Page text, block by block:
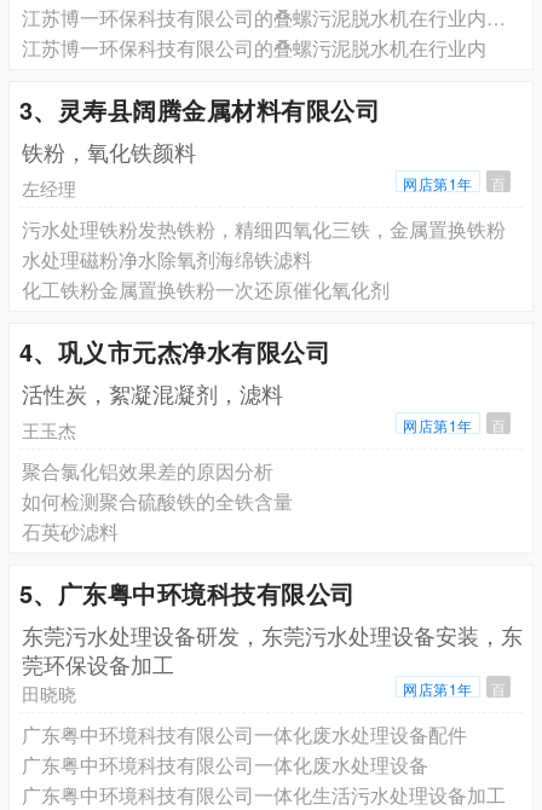
江苏博一环保科技有限公司的叠螺污泥脱水机在行业内如何
江苏博一环保科技有限公司的叠螺污泥脱水机在行业内
3、灵寿县阔腾金属材料有限公司
铁粉，氧化铁颜料
左经理 网店第1年 百
污水处理铁粉发热铁粉，精细四氧化三铁，金属置换铁粉
水处理磁粉净水除氧剂海绵铁滤料
化工铁粉金属置换铁粉一次还原催化氧化剂
4、巩义市元杰净水有限公司
活性炭，絮凝混凝剂，滤料
王玉杰 网店第1年 百
聚合氯化铝效果差的原因分析
如何检测聚合硫酸铁的全铁含量
石英砂滤料
5、广东粤中环境科技有限公司
东莞污水处理设备研发，东莞污水处理设备安装，东
莞环保设备加工
田晓晓 网店第1年 百
广东粤中环境科技有限公司一体化废水处理设备配件
广东粤中环境科技有限公司一体化废水处理设备
广东粤中环境科技有限公司一体化生活污水处理设备加工